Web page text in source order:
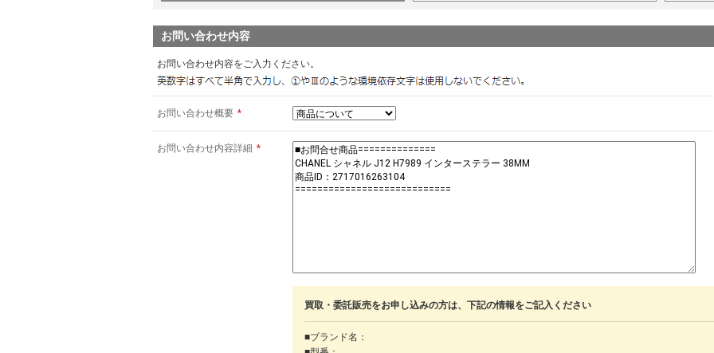
お問い合わせ内容
お問い合わせ内容をご入力ください。
お問い合わせ概要 *
お問い合わせ内容詳細 *
買取・委託販売をお申し込みの方は、下記の情報をご記入ください
■ブランド名：